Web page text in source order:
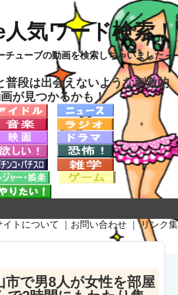
気ワード検索！
チューブの動画を検索しちゃいました～
段は出会えないような刺激的
画が見つかるかも！
イトについて
お問い合わせ ｜リンク集
市で男8人が女性を部屋